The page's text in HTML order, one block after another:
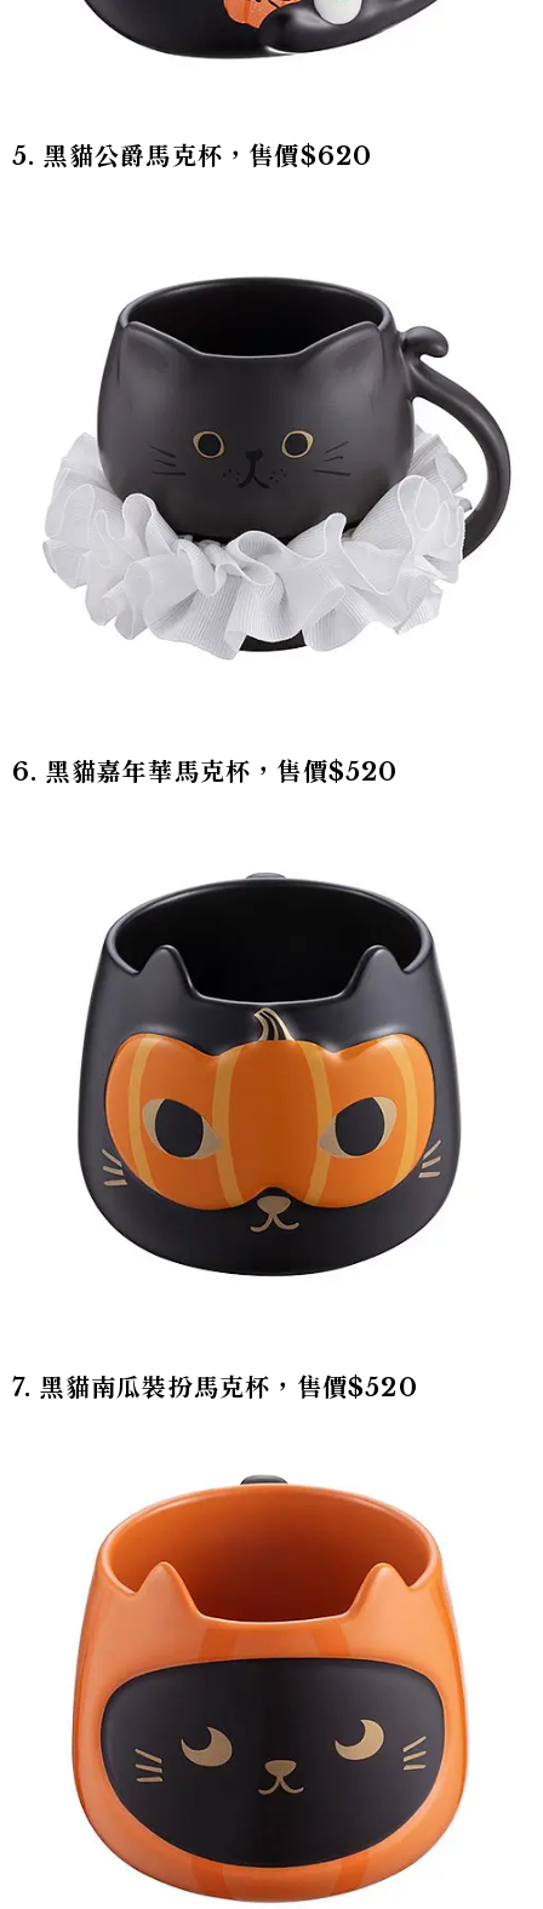
5. 黑貓公爵馬克杯，售價$620
6. 黑貓嘉年華馬克杯，售價$520
7. 黑貓南瓜裝扮馬克杯，售價$520